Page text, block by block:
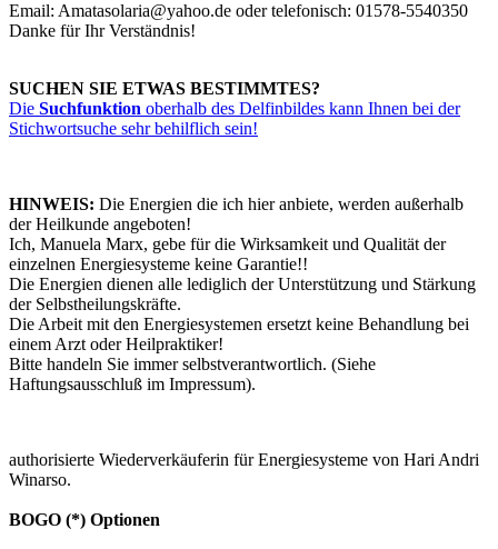
Email: Amatasolaria@yahoo.de oder telefonisch: 01578-5540350
Danke für Ihr Verständnis!
SUCHEN SIE ETWAS BESTIMMTES?
Die Suchfunktion oberhalb des Delfinbildes kann Ihnen bei der
Stichwortsuche sehr behilflich sein!
HINWEIS: Die Energien die ich hier anbiete, werden außerhalb
der Heilkunde angeboten!
Ich, Manuela Marx, gebe für die Wirksamkeit und Qualität der
einzelnen Energiesysteme keine Garantie!!
Die Energien dienen alle lediglich der Unterstützung und Stärkung
der Selbstheilungskräfte.
Die Arbeit mit den Energiesystemen ersetzt keine Behandlung bei
einem Arzt oder Heilpraktiker!
Bitte handeln Sie immer selbstverantwortlich. (Siehe
Haftungsausschluß im Impressum).
authorisierte Wiederverkäuferin für Energiesysteme von Hari Andri
Winarso.
BOGO (*) Optionen